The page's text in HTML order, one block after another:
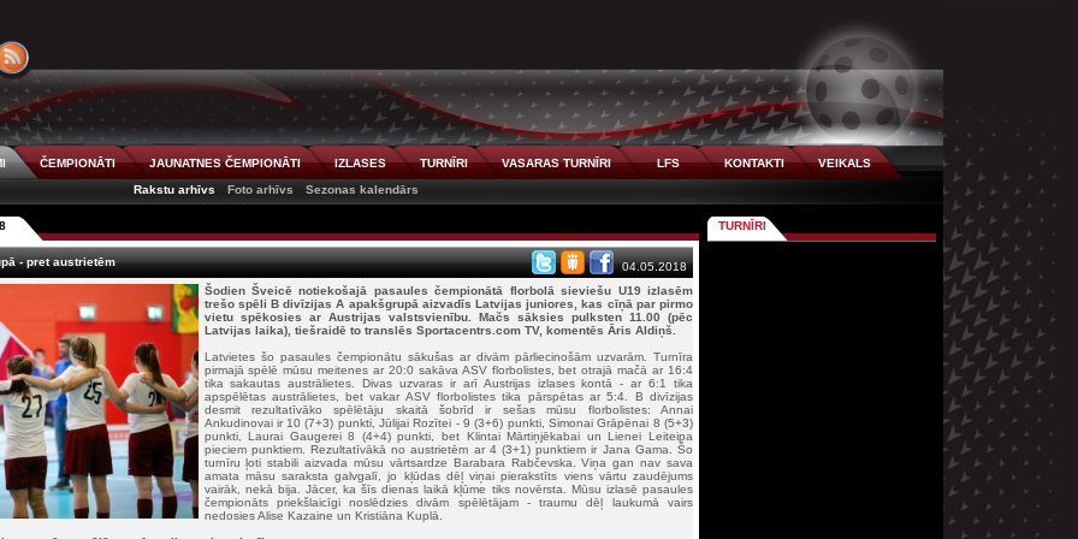
ČEMPIONĀTI JAUNATNES ČEMPIONĀTI IZLASES TURNĪRI VASARAS TURNĪRI LFS KONTAKTI
VEIKALS
Rakstu arhīvs
Foto arhīvs Sezonas kalendārs
- pret austrietēm
04.05.2018
Šodien Šveicē notiekošajā pasaules čempionātā florbolā sieviešu U19 izlasēm
trešo spēli B divīzijas A apakšgrupā aizvadīs Latvijas juniores, kas cīņā par pirmo
vietu spēkosies ar Austrijas valstsvienību. Mačs sāksies pulksten 11.00 (pēc
Latvijas laika), tiešraidē to translēs Sportacentrs.com TV, komentēs Āris Aldiņš.
Latvietes šo pasaules čempionātu sākušas ar divām pārliecinošām uzvarām. Turnīra
pirmajā spēlē mūsu meitenes ar 20:0 sakāva ASV florbolistes, bet otrajā mačā ar 16:4
tika sakautas austrālietes. Divas uzvaras ir arī Austrijas izlases kontā - ar 6:1 tika
apspēlētas austrālietes, bet vakar ASV florbolistes tika pārspētas ar 5:4. B divīzijas
desmit rezultatīvāko spēlētāju skaitā šobrīd ir sešas mūsu florbolistes: Annai
Ankudinovai ir 10 (7+3) punkti, Jūlijai Rozītei - 9 (3+6) punkti, Simonai Grāpēnai 8 (5+3)
punkti, Laurai Gaugerei 8 (4+4) punkti, bet Klintai Mārtiņjēkabai un Lienei Leiteipa
pieciem punktiem. Rezultatīvākā no austrietēm ar 4 (3+1) punktiem ir Jana Gama. Šo
turnīru ļoti stabili aizvada mūsu vārtsardze Barabara Rabčevska. Viņa gan nav sava
amata māsu saraksta galvgalī, jo kļūdas dēļ viņai pierakstīts viens vārtu zaudējums
vairāk, nekā bija. Jācer, ka šīs dienas laikā kļūme tiks novērsta. Mūsu izlasē pasaules
čempionāts priekšlaicīgi noslēdzies divām spēlētājam - traumu dēļ laukumā vairs
nedosies Alise Kazaine un Kristiāna Kuplā.
TURNĪRI